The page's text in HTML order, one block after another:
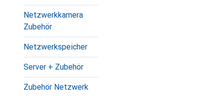
Netzwerkkamera
Zubehör
Netzwerkspeicher
Server + Zubehör
Zubehör Netzwerk